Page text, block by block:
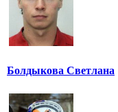
Болдыкова Светлана